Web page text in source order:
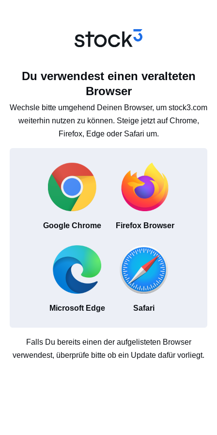
Du verwendest einen veralteten
Browser
Wechsle bitte umgehend Deinen Browser, um stock3.com
weiterhin nutzen zu können. Steige jetzt auf Chrome,
Firefox, Edge oder Safari um.
Google Chrome Firefox Browser
Microsoft Edge Safari
Falls Du bereits einen der aufgelisteten Browser
verwendest, überprüfe bitte ob ein Update dafür vorliegt.